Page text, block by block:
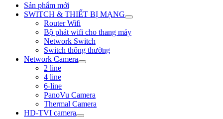
Sản phẩm mới
SWITCH & THIẾT BỊ MẠNG
Router Wifi
Bộ phát wifi cho thang máy
Network Switch
Switch thông thường
Network Camera
2 line
4 line
6-line
PanoVu Camera
Thermal Camera
HD-TVI camera